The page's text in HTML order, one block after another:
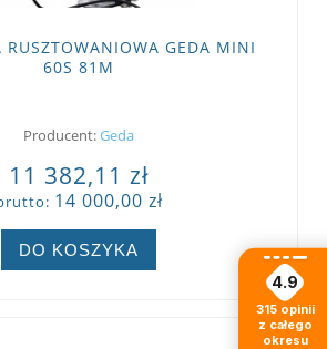
RUSZTOWANIOWA GEDA MINI
60S 81M
Producent:Geda
11 382,11 zł
14 000,00 zł
DO KOSZYKA
4.9
315 opinii
z całego
okresu